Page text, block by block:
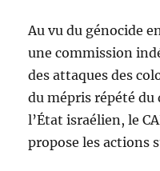
Au vu du génocide
une commission
des attaques des
du mépris répété
l’État israélien, le
propose les actions